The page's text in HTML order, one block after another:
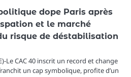
dope Paris après
et le marché
risque de déstabilisation
Le CAC 40 inscrit un record et change
un cap symbolique, profite d’un